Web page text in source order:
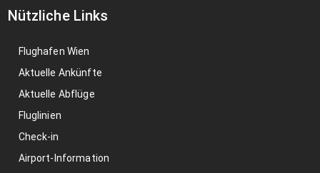
Nützliche Links
Flughafen Wien
Aktuelle Ankünfte
Aktuelle Abflüge
Fluglinien
Check-in
Airport-Information